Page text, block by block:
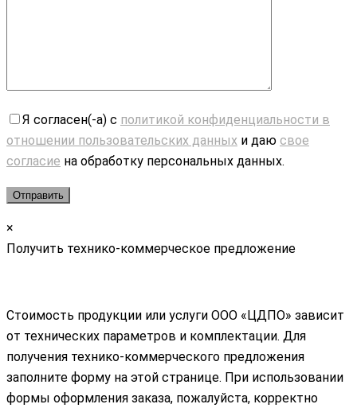
Я согласен(-а) с политикой конфиденциальности в
отношении пользовательских данных и даю свое
согласие на обработку персональных данных.
×
Получить технико-коммерческое предложение
Стоимость продукции или услуги ООО «ЦДПО» зависит
от технических параметров и комплектации. Для
получения технико-коммерческого предложения
заполните форму на этой странице. При использовании
формы оформления заказа, пожалуйста, корректно